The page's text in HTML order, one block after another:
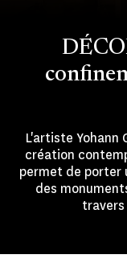
L'artiste Yohann
création
permet de porter
des